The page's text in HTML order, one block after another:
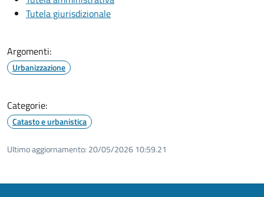
Tutela giurisdizionale
Argomenti:
Urbanizzazione
Categorie:
Catasto e urbanistica
Ultimo aggiornamento: 20/05/2026 10:59.21